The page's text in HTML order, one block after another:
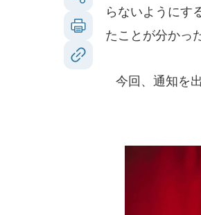
らないようにす
たことが分かっ
今回、通知を